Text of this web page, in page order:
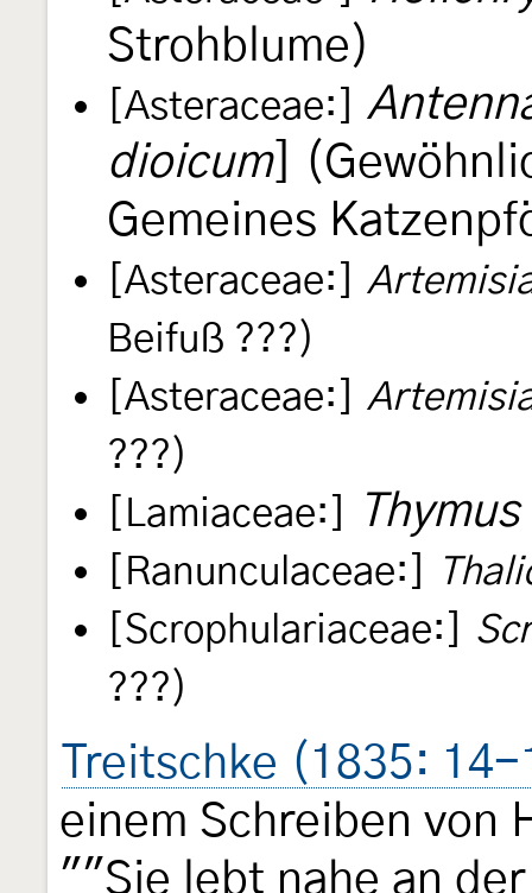
Strohblume)
[Asteraceae:]
dioicum]
Gemeines
[Asteraceae:]
Beifuß ???)
[Asteraceae:]
???)
[Lamiaceae:]
Thymus
[Ranunculaceae:]
[Scrophulariaceae:]
???)
Treitschke (1835:
einem Schreiben von
""Sie lebt nahe an